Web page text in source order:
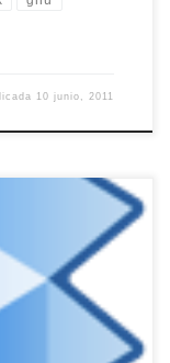
10 junio, 2011
que estoy
instalado
adquirido y, para
un par de
cómo suena;)